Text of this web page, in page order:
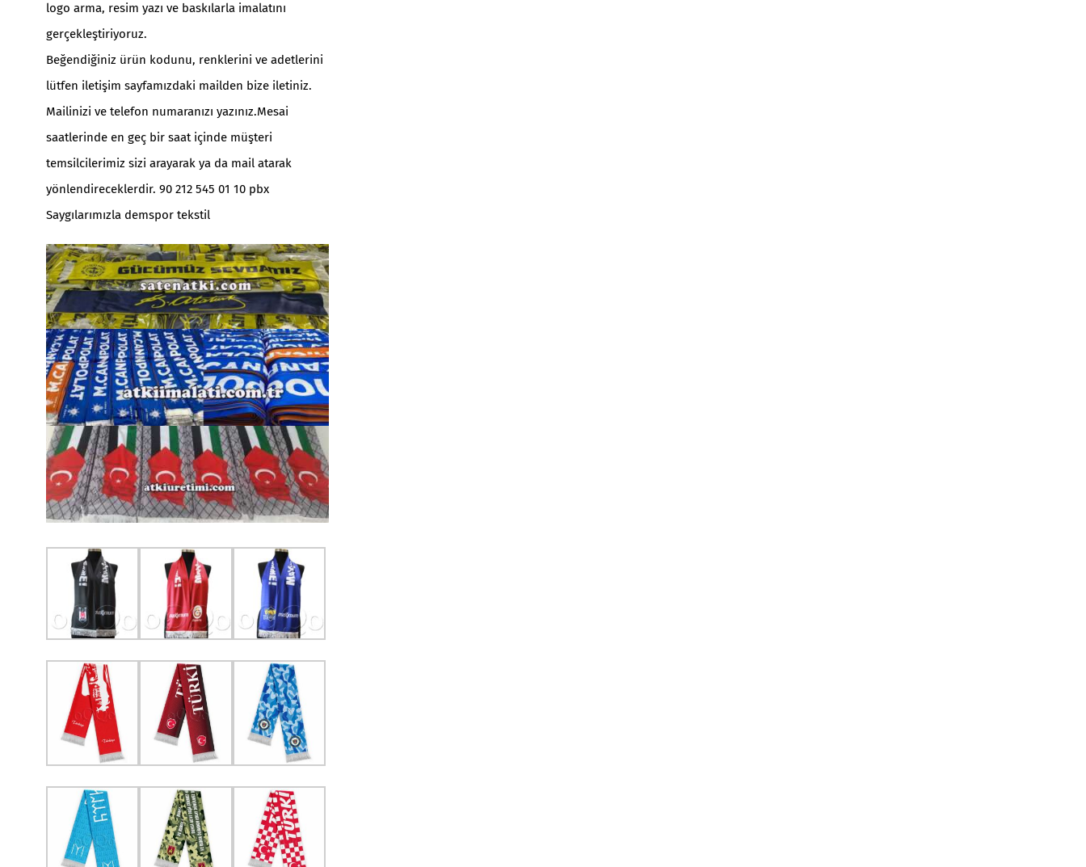
logo arma, resim yazı ve baskılarla imalatını
gerçekleştiriyoruz.
Beğendiğiniz ürün kodunu, renklerini ve adetlerini
lütfen iletişim sayfamızdaki mailden bize iletiniz.
Mailinizi ve telefon numaranızı yazınız.Mesai
saatlerinde en geç bir saat içinde müşteri
temsilcilerimiz sizi arayarak ya da mail atarak
yönlendireceklerdir. 90 212 545 01 10 pbx
Saygılarımızla demspor tekstil